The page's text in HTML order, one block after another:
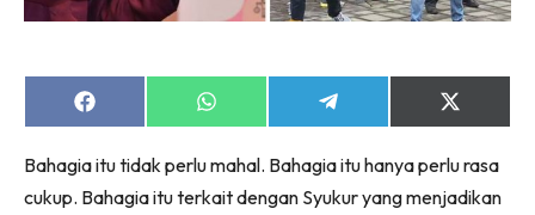
Share
on
Share
on
Share
on
Share
on
(Twitter)
Bahagia itu tidak perlu mahal. Bahagia itu hanya perlu rasa
cukup. Bahagia itu terkait dengan Syukur yang menjadikan